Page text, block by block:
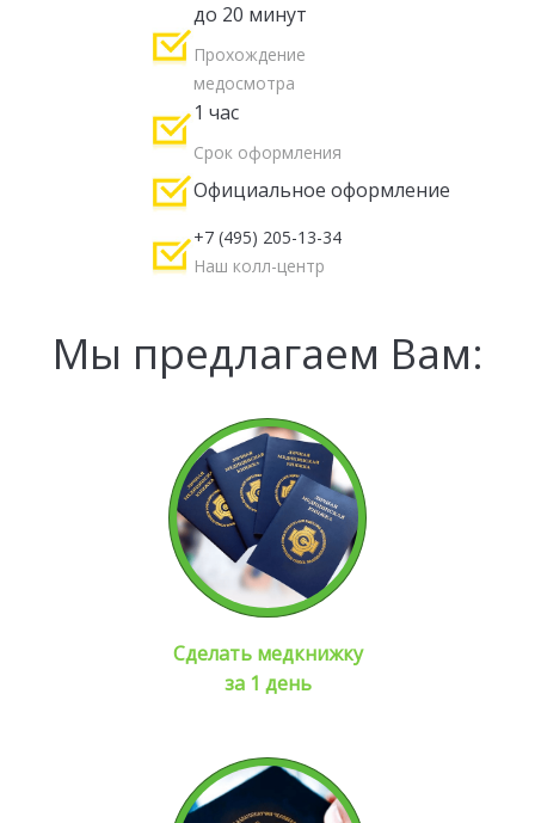
до 20 минут
Прохождение
медосмотра
1 час
Срок оформления
Официальное оформление
+7 (495) 205-13-34
Наш колл-центр
Мы предлагаем Вам:
Сделать медкнижку
за 1 день